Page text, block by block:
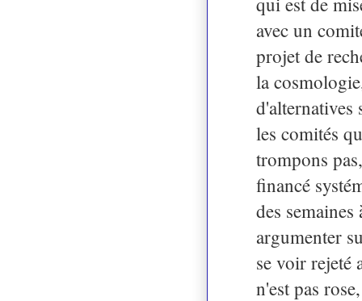
avec un
projet de
la
d'alternatives
les comités
trompons
financé
des
argumenter
se voir rejeté
n'est pas